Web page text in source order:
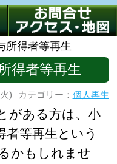
所得者等再生
得者等再生
) カテゴリー： 個人再生
がある方は、小
者等再生という
かもしれませ